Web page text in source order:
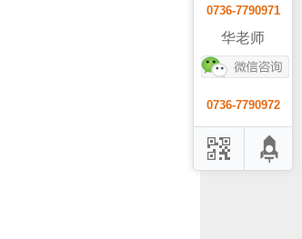
0736-7790971
华老师
0736-7790972